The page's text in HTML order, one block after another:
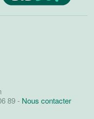
89 - Nous contacter